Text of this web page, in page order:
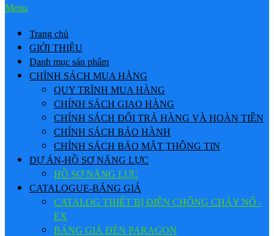
Menu
Trang chủ
GIỚI THIỆU
Danh mục sản phẩm
CHÍNH SÁCH MUA HÀNG
QUY TRÌNH MUA HÀNG
CHÍNH SÁCH GIAO HÀNG
CHÍNH SÁCH ĐỔI TRẢ HÀNG VÀ HOÀN TIỀN
CHÍNH SÁCH BẢO HÀNH
CHÍNH SÁCH BẢO MẬT THÔNG TIN
DỰ ÁN-HỒ SƠ NĂNG LỰC
HỒ SƠ NĂNG LỰC
CATALOGUE-BẢNG GIÁ
CATALOG THIẾT BỊ ĐIỆN CHỐNG CHÁY NỔ -
EX
BẢNG GIÁ ĐÈN PARAGON